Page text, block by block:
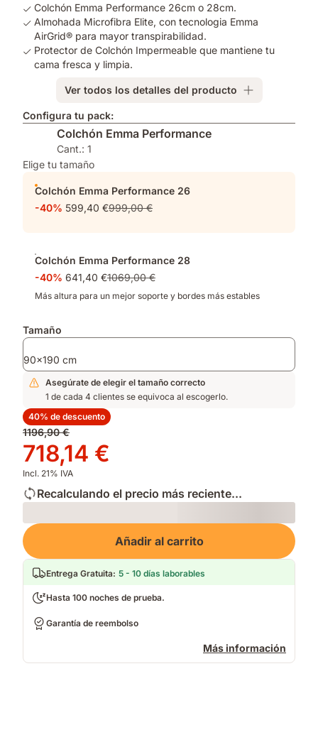
Colchón Emma Performance 26cm o 28cm.
Almohada Microfibra Elite, con tecnologia Emma
AirGrid® para mayor transpirabilidad.
Protector de Colchón Impermeable que mantiene tu
cama fresca y limpia.
Ver todos los detalles del producto
Configura tu pack:
Colchón Emma Performance
Cant.: 1
Elige tu tamaño
Colchón Emma Performance 26
-40% 599,40 €999,00 €
Colchón Emma Performance 28
-40% 641,40 €1069,00 €
Más altura para un mejor soporte y bordes más estables
Tamaño
90x190 cm
Asegúrate de elegir el tamaño correcto
1 de cada 4 clientes se equivoca al escogerlo.
40% de descuento
Precio
original
1196,90 €
1196,90 €
Precio
718,14 €
718,14 €
Incl. 21% IVA
Recalculando el precio más reciente...
Loading
Añadir al carrito
Entrega Gratuita: 5 - 10 días laborables
Hasta 100 noches de prueba.
Garantía de reembolso
Más información